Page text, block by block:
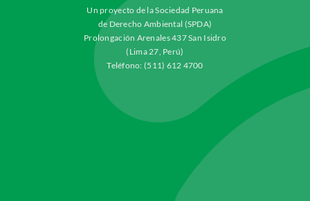
Un proyecto de la Sociedad Peruana
de Derecho Ambiental (SPDA)
Prolongación Arenales 437 San Isidro
(Lima 27, Perú)
Teléfono: (511) 612 4700